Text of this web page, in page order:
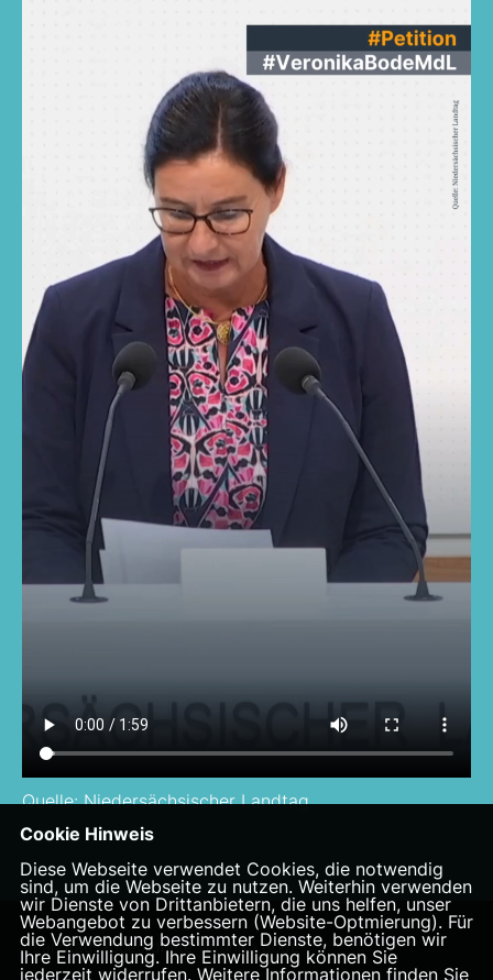
Quelle: Niedersächsischer Landtag
Landtagsabgeordnete Veronika Bode
Cookie Hinweis
Diese Webseite verwendet Cookies, die notwendig
sind, um die Webseite zu nutzen. Weiterhin verwenden
wir Dienste von Drittanbietern, die uns helfen, unser
Webangebot zu verbessern (Website-Optmierung). Für
die Verwendung bestimmter Dienste, benötigen wir
Ihre Einwilligung. Ihre Einwilligung können Sie
jederzeit widerrufen. Weitere Informationen finden Sie